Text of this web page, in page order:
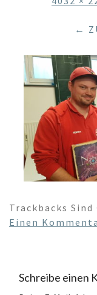
←
Trackbacks
Einen
Schreibe einen